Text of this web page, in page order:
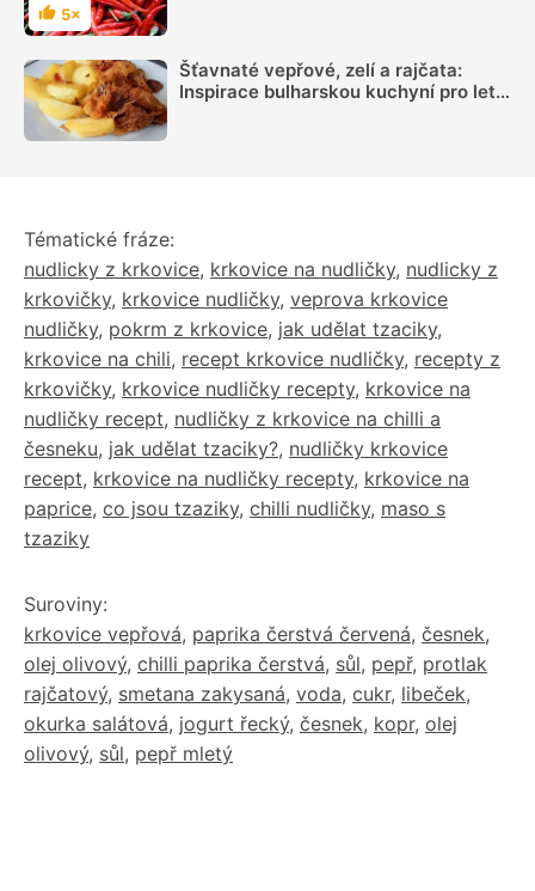
Hodnocení
5×
Šťavnaté vepřové, zelí a rajčata:
Inspirace bulharskou kuchyní pro letní
Tématické fráze:
nudlicky z krkovice, krkovice na nudličky, nudlicky z
krkovičky, krkovice nudličky, veprova krkovice
nudličky, pokrm z krkovice, jak udělat tzaciky,
krkovice na chili, recept krkovice nudličky, recepty z
krkovičky, krkovice nudličky recepty, krkovice na
nudličky recept, nudličky z krkovice na chilli a
česneku, jak udělat tzaciky?, nudličky krkovice
recept, krkovice na nudličky recepty, krkovice na
paprice, co jsou tzaziky, chilli nudličky, maso s
tzaziky
Suroviny:
krkovice vepřová, paprika čerstvá červená, česnek,
olej olivový, chilli paprika čerstvá, sůl, pepř, protlak
rajčatový, smetana zakysaná, voda, cukr, libeček,
okurka salátová, jogurt řecký, česnek, kopr, olej
olivový, sůl, pepř mletý